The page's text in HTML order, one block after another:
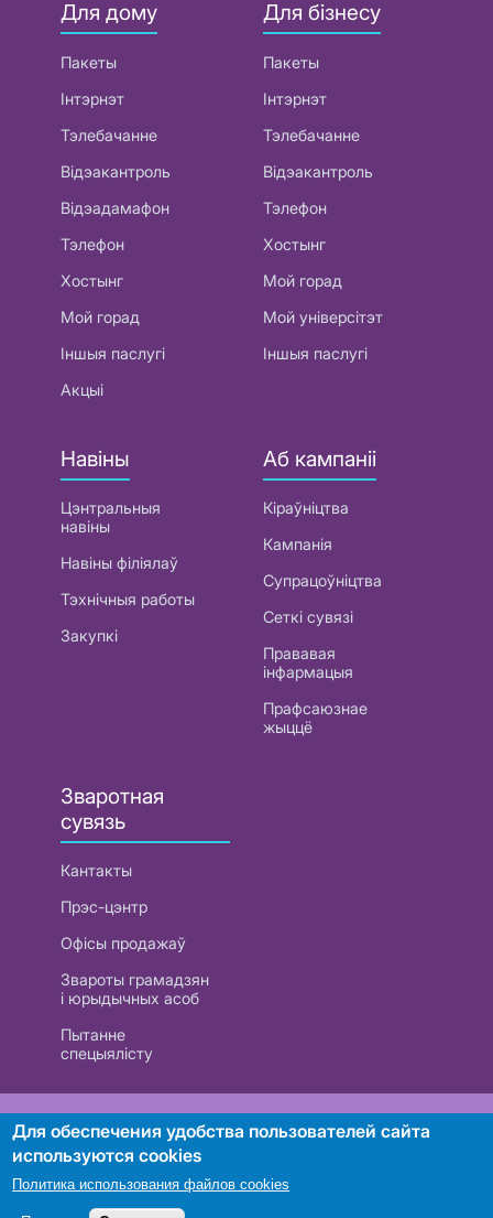
Для дому
Пакеты
Інтэрнэт
Тэлебачанне
Відэакантроль
Відэадамафон
Тэлефон
Хостынг
Мой горад
Іншыя паслугі
Акцыі
Для бізнесу
Пакеты
Інтэрнэт
Тэлебачанне
Відэакантроль
Тэлефон
Хостынг
Мой горад
Мой універсітэт
Іншыя паслугі
Навіны
Цэнтральныя
навіны
Навіны філіялаў
Тэхнічныя работы
Закупкі
Аб кампаніі
Кіраўніцтва
Кампанія
Супрацоўніцтва
Сеткі сувязі
Прававая
інфармацыя
Прафсаюзнае
жыццё
Зваротная
сувязь
Кантакты
Прэс-цэнтр
Офісы продажаў
Звароты грамадзян
і юрыдычных асоб
Пытанне
спецыялісту
РУП «Белтэлекам». УНП 101007741
Пошук
Для обеспечения удобства пользователей сайта
используются cookies
Политика использования файлов cookies